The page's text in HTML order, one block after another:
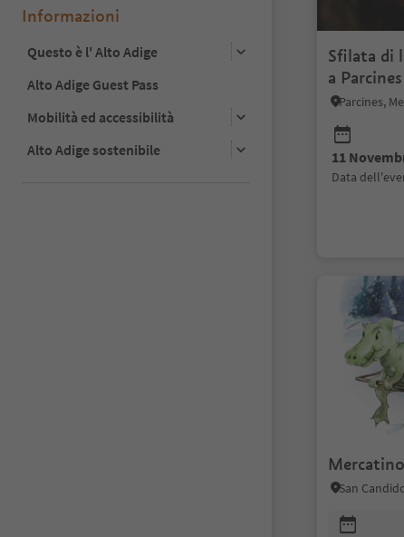
Informazioni
Questo è l' Alto Adige
Alto Adige Guest Pass
Mobilità ed accessibilità
Alto Adige sostenibile
Sfilata di
a Parcines
Parcines,
11
data
San